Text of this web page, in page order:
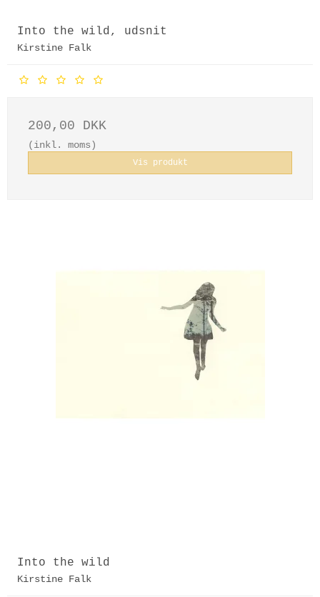
Into the wild, udsnit
Kirstine Falk
200,00 DKK
(inkl. moms)
Vis produkt
Into the wild
Kirstine Falk